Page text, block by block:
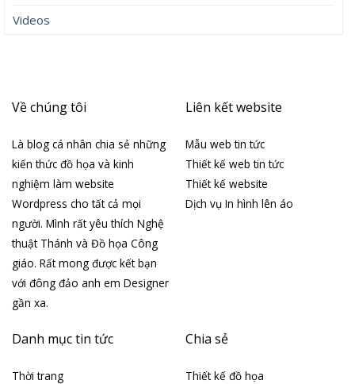
Videos
Về chúng tôi
Là blog cá nhân chia sẻ những
kiến thức đồ họa và kinh
nghiệm làm website
Wordpress cho tất cả mọi
người. Mình rất yêu thích Nghệ
thuật Thánh và Đồ họa Công
giáo. Rất mong được kết bạn
với đông đảo anh em Designer
gần xa.
Liên kết website
Mẫu web tin tức
Thiết kế web tin tức
Thiết kế website
Dịch vụ In hình lên áo
Danh mục tin tức
Thời trang
Chia sẻ
Thiết kế đồ họa